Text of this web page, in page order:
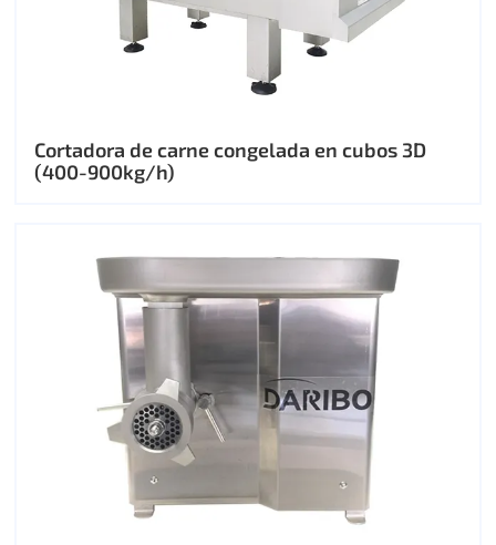
Cortadora de carne congelada en cubos 3D
(400-900kg/h)